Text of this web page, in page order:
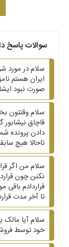
سوالات پاسخ
سلام در مورد
ایران هستم
صورت نبود
دادن پرونده
تاحالا هیچ
سلام من اگر
قراردادم باقی
تا آخر مدت
سلام آیا
خود توسط